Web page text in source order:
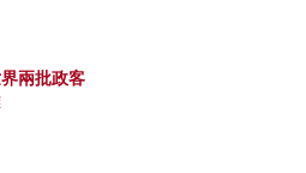
兩批政客